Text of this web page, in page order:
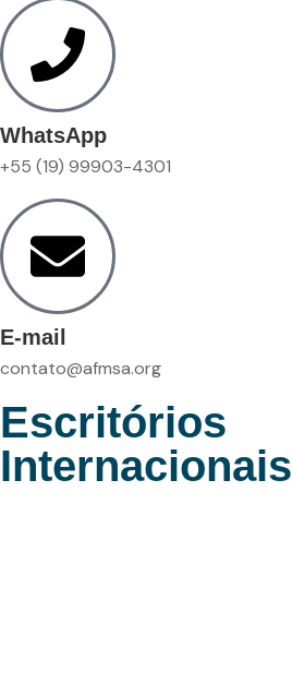
WhatsApp
+55 (19) 99903-4301
E-mail
contato@afmsa.org
Escritórios
Internacionais